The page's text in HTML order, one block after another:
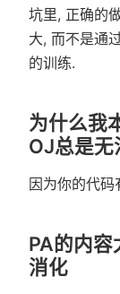
坑里, 正确的
大, 而不是通
的训练.
为什么我
OJ总是无
因为你的代码
PA的内容
消化